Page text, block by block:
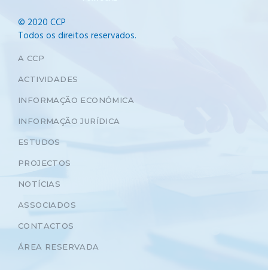
© 2020 CCP
Todos os direitos reservados.
A CCP
ACTIVIDADES
INFORMAÇÃO ECONÓMICA
INFORMAÇÃO JURÍDICA
ESTUDOS
PROJECTOS
NOTÍCIAS
ASSOCIADOS
CONTACTOS
ÁREA RESERVADA